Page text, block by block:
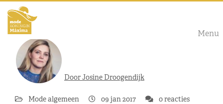
Menu
Door Josine Droogendijk
Mode algemeen 09 jan 2017 0 reacties